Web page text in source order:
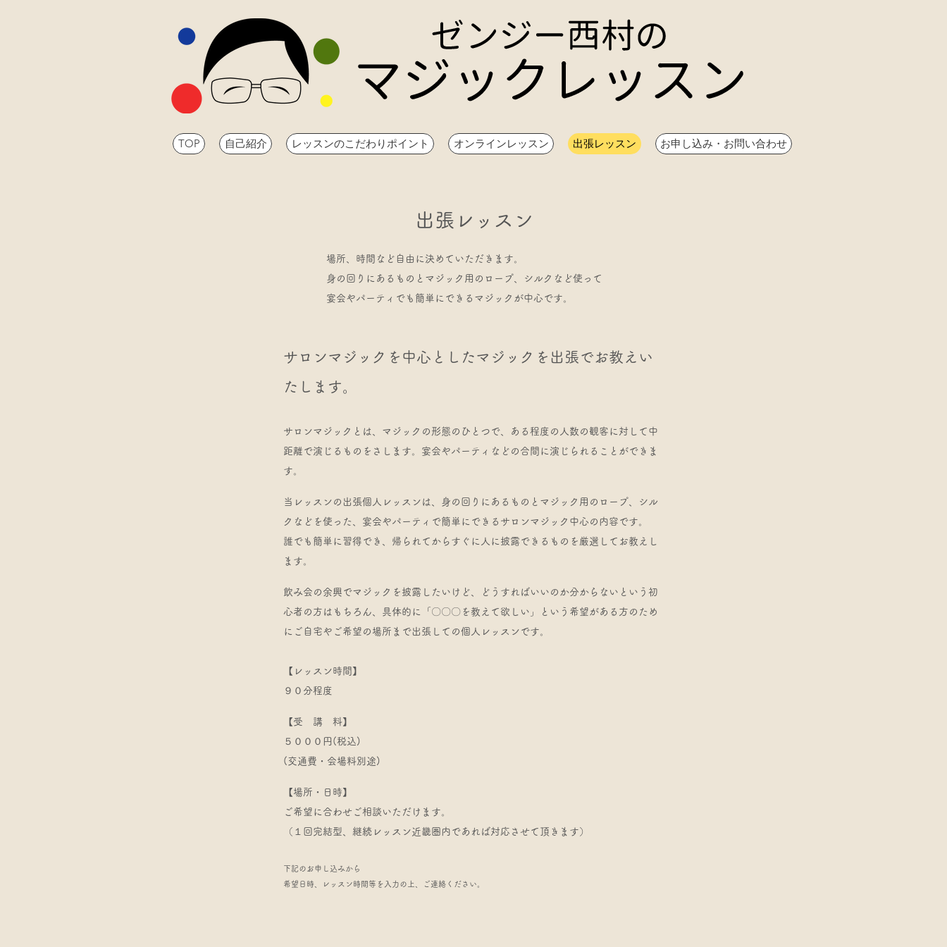
TOP 自己紹介 レッスンのこだわりポイント オンラインレッスン 出張レッスン お申し込み・お問い合わせ
​出張レッスン
場所、時間など自由に決めていただきます。
身の回りにあるものとマジック用のロープ、シルクなど使って
宴会やパーティでも簡単にできるマジックが中心です。
サロンマジックを中心としたマジックを出張でお教えい
たします。
サロンマジックとは、マジックの形態のひとつで、ある程度の人数の観客に対して中
距離で演じるものをさします。宴会やパーティなどの合間に演じられることができま
す。
当レッスンの出張個人レッスンは、身の回りにあるものとマジック用のロープ、シル
クなどを使った、宴会やパーティで簡単にできるサロンマジック中心の内容です。
誰でも簡単に習得でき、帰られてからすぐに人に披露できるものを厳選してお教えし
ます。
飲み会の余興でマジックを披露したいけど、どうすればいいのか分からないという初
心者の方はもちろん、具体的に「〇〇〇を教えて欲しい」という希望がある方のため
にご自宅やご希望の場所まで出張しての個人レッスンです。
【レッスン時間】
９０分程度
【受 講 料】
５０００円(税込)
(交通費・会場料別途)
【場所・日時】
​ご希望に合わせご相談いただけます。
（１回完結型、継続レッスン近畿圏内であれば対応させて頂きます）
下記のお申し込みから
希望日時、レッスン時間等を入力の上、ご連絡ください。